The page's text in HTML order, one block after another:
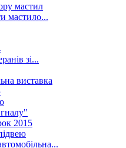
мастил
мастило...
зі...
виставка
2015